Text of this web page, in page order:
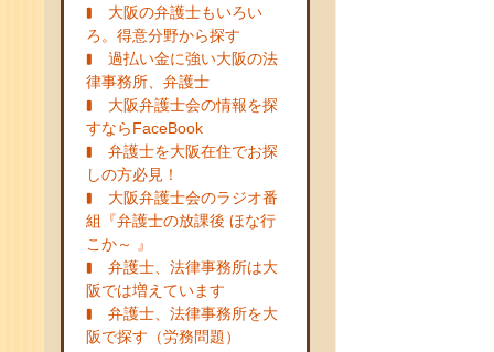
大阪の弁護士もいろい
ろ。得意分野から探す
過払い金に強い大阪の法
律事務所、弁護士
大阪弁護士会の情報を探
すならFaceBook
弁護士を大阪在住でお探
しの方必見！
大阪弁護士会のラジオ番
組『弁護士の放課後 ほな行
こか～ 』
弁護士、法律事務所は大
阪では増えています
弁護士、法律事務所を大
阪で探す（労務問題）